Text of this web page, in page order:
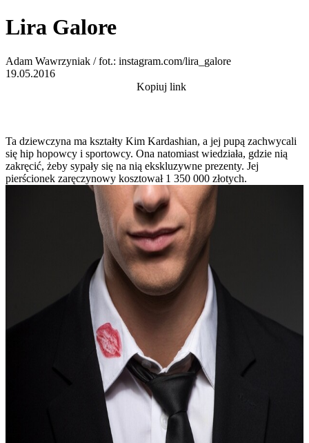
Lira Galore
Adam Wawrzyniak / fot.: instagram.com/lira_galore
19.05.2016
Kopiuj link
Ta dziewczyna ma kształty Kim Kardashian, a jej pupą zachwycali
się hip hopowcy i sportowcy. Ona natomiast wiedziała, gdzie nią
zakręcić, żeby sypały się na nią ekskluzywne prezenty. Jej
pierścionek zaręczynowy kosztował 1 350 000 złotych.